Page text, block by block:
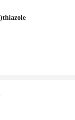
;500Mg